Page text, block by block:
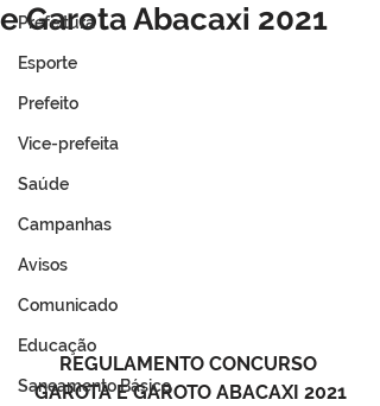
Prefeitura
Esporte
Prefeito
Vice-prefeita
Saúde
Campanhas
Avisos
Comunicado
Educação
Saneamento Básico
e Garota Abacaxi 2021
REGULAMENTO CONCURSO
GAROTA E GAROTO ABACAXI 2021